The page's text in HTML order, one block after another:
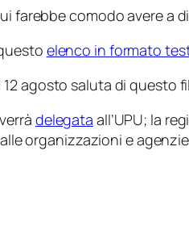
farebbe comodo avere a
elenco in formato
agosto saluta di questo
delegata all’UPU; la
organizzazioni e